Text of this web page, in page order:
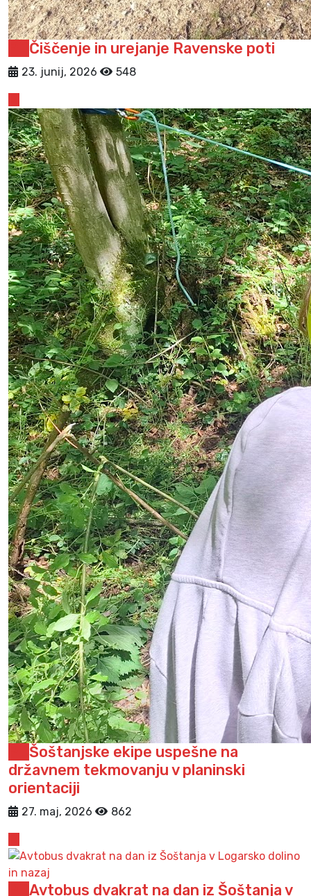
Čiščenje in urejanje Ravenske poti
23. junij, 2026 548
Šoštanjske ekipe uspešne na
državnem tekmovanju v planinski
orientaciji
27. maj, 2026 862
Avtobus dvakrat na dan iz Šoštanja v